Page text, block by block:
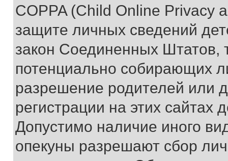
COPPA (Child Online Privacy
защите личных сведений
закон Соединенных Штатов,
потенциально собирающих
разрешение родителей или
регистрации на этих сайтах
Допустимо наличие иного
опекуны разрешают сбор